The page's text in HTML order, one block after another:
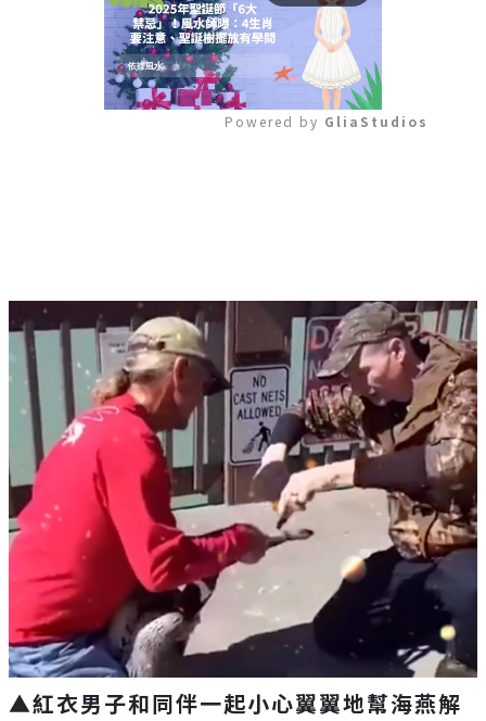
Powered by GliaStudios
▲紅衣男子和同伴一起小心翼翼地幫海燕解